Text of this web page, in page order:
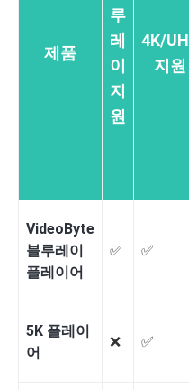
제품
루
레
이
지
원
4K/
지원
VideoByte
블루레이
플레이어
✅️ ✅️
5K 플레이
어
❌️ ✅️